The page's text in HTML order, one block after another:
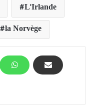
L'Irlande
la Norvège